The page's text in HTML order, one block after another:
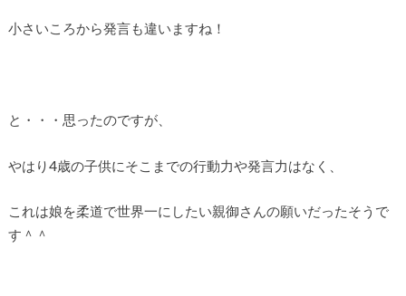
小さいころから発言も違いますね！
と・・・思ったのですが、
やはり4歳の子供にそこまでの行動力や発言力はなく、
これは娘を柔道で世界一にしたい親御さんの願いだったそうで
す＾＾